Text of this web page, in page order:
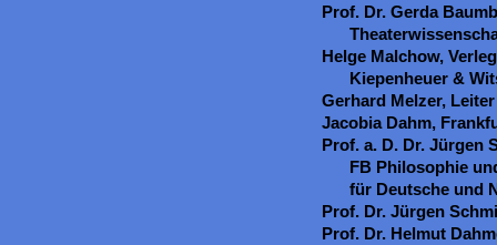
Prof. Dr. Gerda
Helge Malchow,
Kiepenheuer &
Gerhard Melzer,
Jacobia Dahm,
Prof. a. D. Dr. Jürgen
FB Philosophie
für Deutsche und
Prof. Dr. Jürgen
Prof. Dr. Helmut